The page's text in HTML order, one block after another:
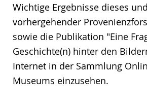
Wichtige Ergebnisse dieses und
vorhergehender
sowie die Publikation "Eine
Geschichte(n) hinter den
Internet in der Sammlung
Museums einzusehen.